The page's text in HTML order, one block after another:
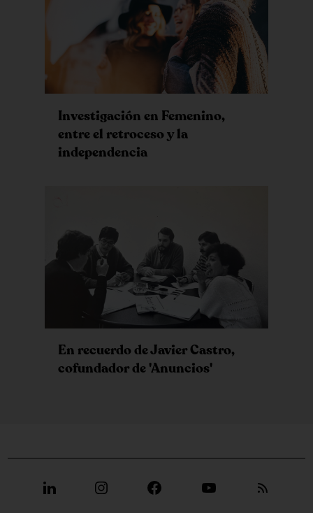
Investigación en Femenino,
entre el retroceso y la
independencia
En recuerdo de Javier Castro,
cofundador de 'Anuncios'